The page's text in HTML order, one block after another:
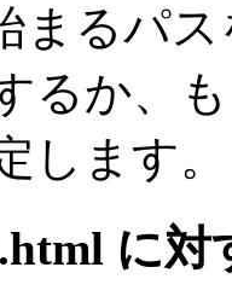
まるパ
るか、
します。
に